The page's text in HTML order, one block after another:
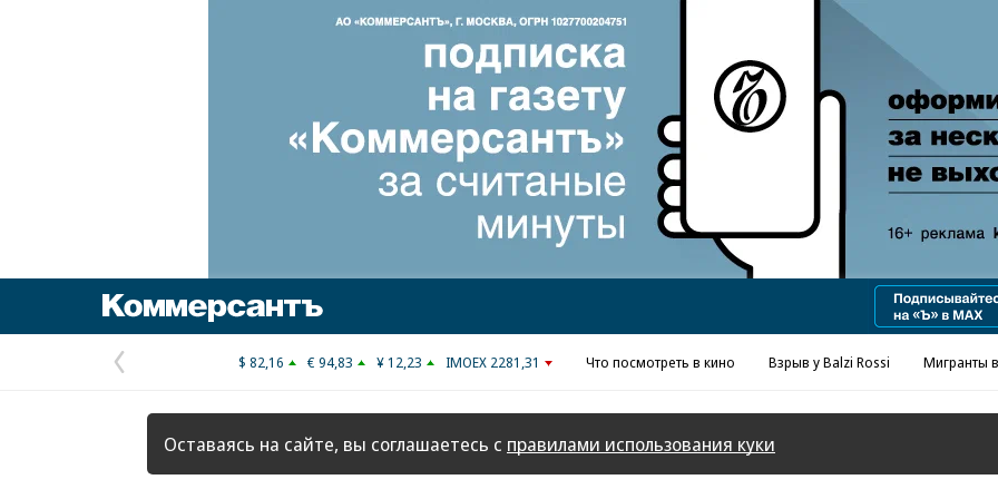
Реклама в «Ъ» www.kommersant.ru/ad
Предыдущая
страница
$ 82,16 € 94,83 ¥ 12,23 IMOEX 2281,31 Что посмотреть в кино Взрыв у Balzi Rossi Мигранты
Оставаясь на сайте, вы соглашаетесь с правилами использования куки